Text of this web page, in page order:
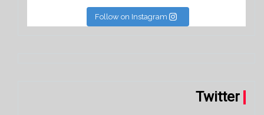
Follow on Instagram
Twitter